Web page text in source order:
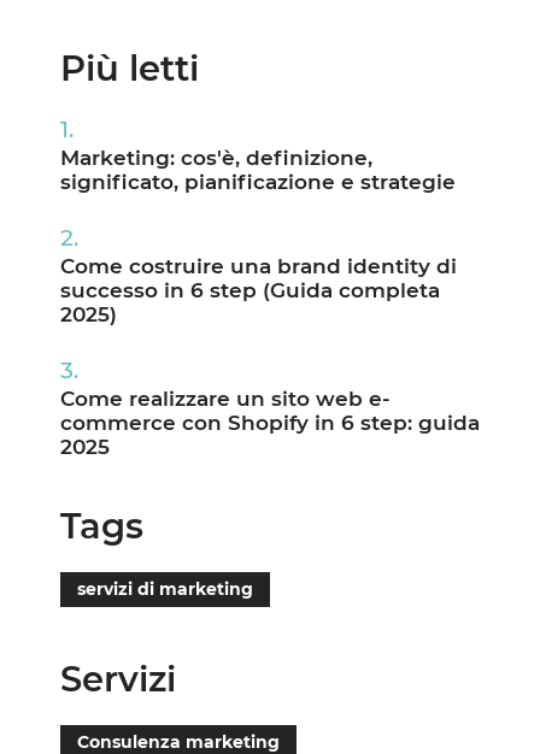
Più letti
Marketing: cos'è, definizione,
significato, pianificazione e strategie
Come costruire una brand identity di
successo in 6 step (Guida completa
2025)
Come realizzare un sito web e-
commerce con Shopify in 6 step: guida
2025
Tags
servizi di marketing
Servizi
Consulenza marketing